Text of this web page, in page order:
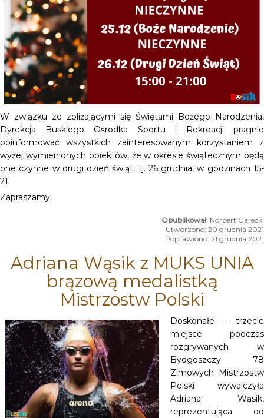
W związku ze zbliżającymi się Świętami Bożego Narodzenia,
Dyrekcja Buskiego Ośrodka Sportu i Rekreacji pragnie
poinformować wszystkich zainteresowanym korzystaniem z
wyżej wymienionych obiektów, że w okresie świątecznym będą
one czynne w drugi dzień świąt, tj. 26 grudnia, w godzinach 15-
21.
Zapraszamy.
Norbert Garecki
Utworzono: 20 grudnia 2021
Poprawiono: 21 grudnia 2021
Adriana Wąsik z MUKS UNIA
brązową medalistką
Mistrzostw Polski
Doskonałe - trzecie
miejsce podczas
rozgrywanych w
Bydgoszczy 78
Zimowych Mistrzostw
Polski wywalczyła
Adriana Wąsik,
reprezentująca od